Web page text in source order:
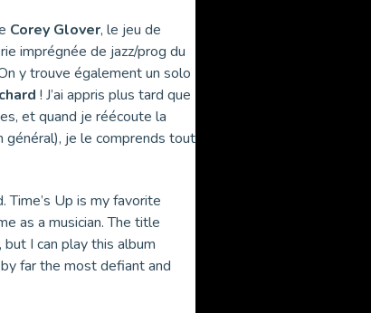
Corey Glover, le jeu de
imprégnée de jazz/prog du
y trouve également un solo
! J’ai appris plus tard que
et quand je réécoute la
général), je le comprends tout
Time’s Up is my favorite
as a musician. The title
but I can play this album
far the most defiant and